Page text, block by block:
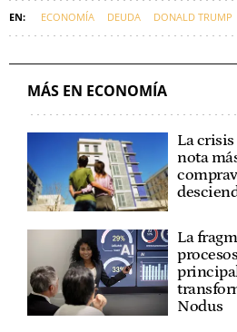
ECONOMÍA DEUDA DONALD TRUMP
MÁS EN ECONOMÍA
La crisis
nota
La
Nodus